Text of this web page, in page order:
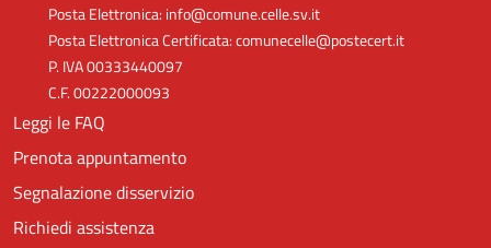
Posta Elettronica: info@comune.celle.sv.it
Posta Elettronica Certificata: comunecelle@postecert.it
P. IVA 00333440097
C.F. 00222000093
Leggi le FAQ
Prenota appuntamento
Segnalazione disservizio
Richiedi assistenza